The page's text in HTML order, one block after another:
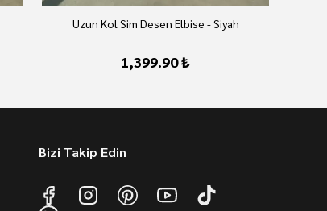
Uzun Kol Sim Desen Elbise - Siyah
1,399.90 ₺
Bizi Takip Edin